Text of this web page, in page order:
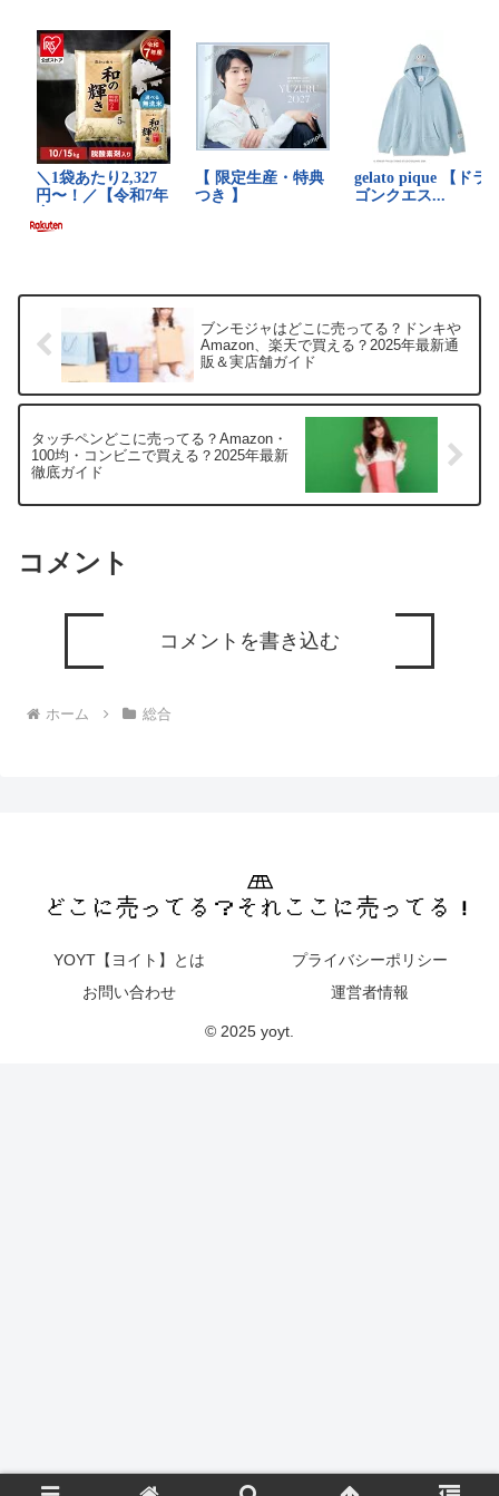
ブンモジャはどこに売ってる？ドンキや
Amazon、楽天で買える？2025年最新通
販＆実店舗ガイド
タッチペンどこに売ってる？Amazon・
100均・コンビニで買える？2025年最新
徹底ガイド
コメント
コメントを書き込む
ホーム 総合
YOYT【ヨイト】とは
プライバシーポリシー
お問い合わせ
運営者情報
© 2025 yoyt.